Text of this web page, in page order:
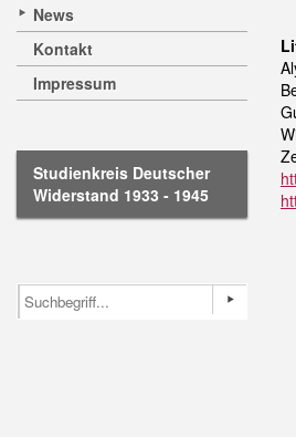
News
Kontakt
Impressum
Studienkreis Deutscher
Widerstand 1933 - 1945